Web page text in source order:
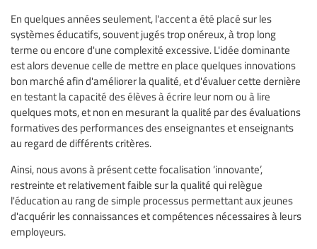
En quelques années seulement, l'accent a été placé sur les
systèmes éducatifs, souvent jugés trop onéreux, à trop long
terme ou encore d'une complexité excessive. L'idée dominante
est alors devenue celle de mettre en place quelques innovations
bon marché afin d'améliorer la qualité, et d'évaluer cette dernière
en testant la capacité des élèves à écrire leur nom ou à lire
quelques mots, et non en mesurant la qualité par des évaluations
formatives des performances des enseignantes et enseignants
au regard de différents critères.
Ainsi, nous avons à présent cette focalisation ‘innovante’,
restreinte et relativement faible sur la qualité qui relègue
l'éducation au rang de simple processus permettant aux jeunes
d'acquérir les connaissances et compétences nécessaires à leurs
employeurs.